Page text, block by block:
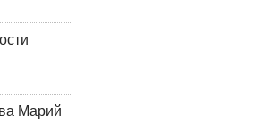
Марий